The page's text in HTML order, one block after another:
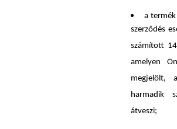
a t
szerződés
számított
amelyen
megjelölt,
harmadik
átveszi;